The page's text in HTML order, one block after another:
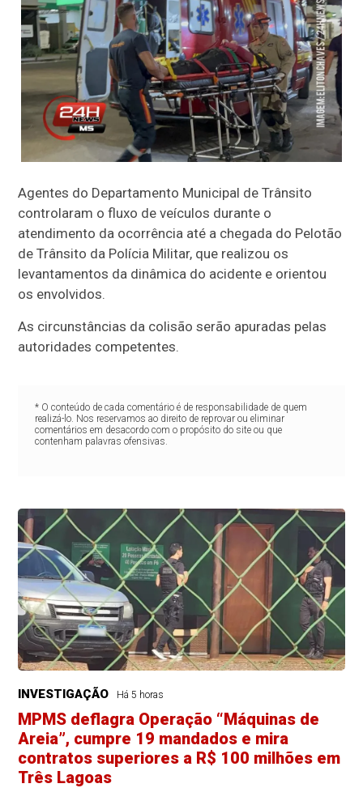
Agentes do Departamento Municipal de Trânsito
controlaram o fluxo de veículos durante o
atendimento da ocorrência até a chegada do Pelotão
de Trânsito da Polícia Militar, que realizou os
levantamentos da dinâmica do acidente e orientou
os envolvidos.
As circunstâncias da colisão serão apuradas pelas
autoridades competentes.
* O conteúdo de cada comentário é de responsabilidade de quem
realizá-lo. Nos reservamos ao direito de reprovar ou eliminar
comentários em desacordo com o propósito do site ou que
contenham palavras ofensivas.
INVESTIGAÇÃO Há 5 horas
MPMS deflagra Operação “Máquinas de
Areia”, cumpre 19 mandados e mira
contratos superiores a R$ 100 milhões em
Três Lagoas